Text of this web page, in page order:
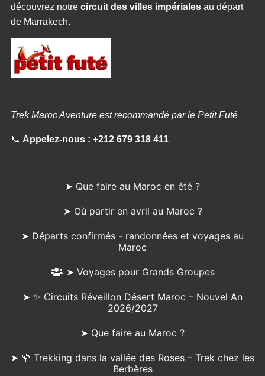
découvrez notre circuit des villes impérialesau départ
de Marrakech.
Trek Maroc Aventure est recommandé par le Petit Futé
📞 Appelez-nous : +212 679 318 411
➤ Que faire au Maroc en été ?
➤ Où partir en avril au Maroc ?
➤ Départs confirmés - randonnées et voyages au
Maroc
➤ Voyages pour Grands Groupes
➤ ✨ Circuits Réveillon Désert Maroc – Nouvel An
2026/2027
➤ Que faire au Maroc ?
➤ 🌹 Trekking dans la vallée des Roses – Trek chez les
Berbères